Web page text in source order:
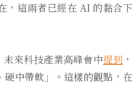
，這兩者已經在 AI 的黏合下
來科技產業高峰會中提到 ，
中帶軟」。這樣的觀點，在